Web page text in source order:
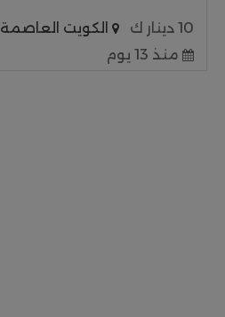
10 دينار ك الكويت العاصمة
منذ 13 يوم